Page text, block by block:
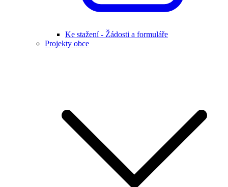
Ke stažení - Žádosti a formuláře
Projekty obce